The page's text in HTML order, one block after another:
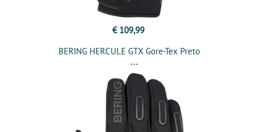
€ 109,99
BERING HERCULE GTX Gore-Tex Preto